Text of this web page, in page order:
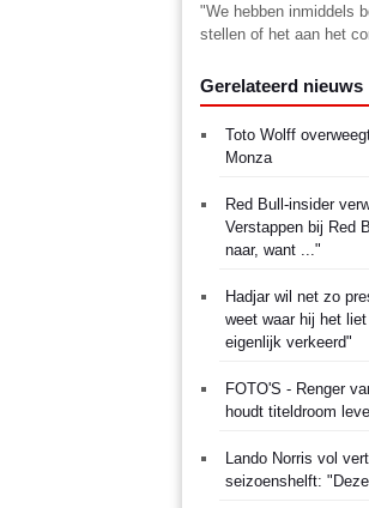
"We hebben inmiddels
stellen of het aan het
Gerelateerd nieuws
Toto Wolff
Monza
Red Bull-insider
Verstappen bij Red
naar, want ..."
Hadjar wil net zo
weet waar hij het
eigenlijk verkeerd"
FOTO'S - Renger
houdt titeldroom
Lando Norris vol
seizoenshelft: